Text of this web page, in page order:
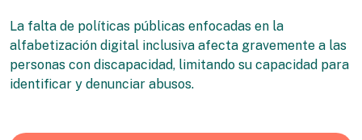
La falta de políticas públicas enfocadas en la
alfabetización digital inclusiva afecta gravemente a las
personas con discapacidad, limitando su capacidad para
identificar y denunciar abusos.